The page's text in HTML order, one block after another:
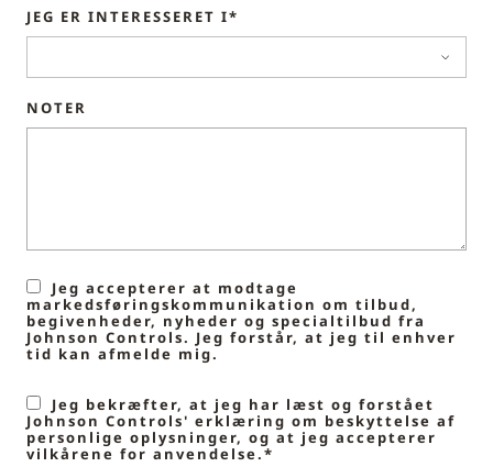
JEG ER INTERESSERET I*
NOTER
Jeg accepterer at modtage
markedsføringskommunikation om tilbud,
begivenheder, nyheder og specialtilbud fra
Johnson Controls. Jeg forstår, at jeg til enhver
tid kan afmelde mig.
Jeg bekræfter, at jeg har læst og forstået
Johnson Controls' erklæring om beskyttelse af
personlige oplysninger, og at jeg accepterer
vilkårene for anvendelse.*